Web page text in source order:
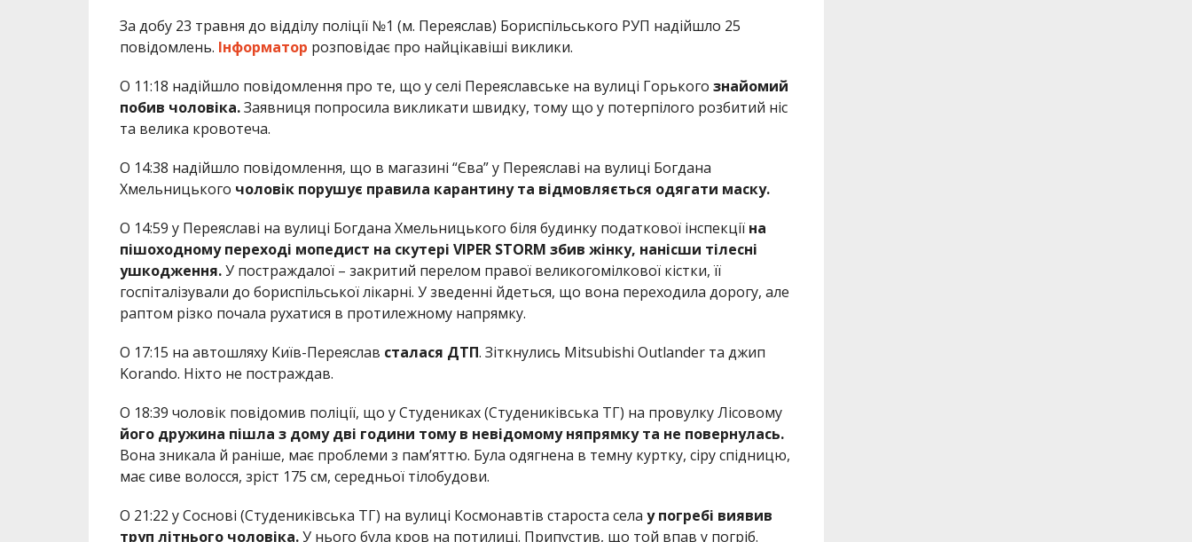
За добу 23 травня до відділу поліції №1 (м. Переяслав) Бориспільського РУП надійшло 25
повідомлень. Інформатор розповідає про найцікавіші виклики.
О 11:18 надійшло повідомлення про те, що у селі Переяславське на вулиці Горького знайомий
побив чоловіка.Заявниця попросила викликати швидку, тому що у потерпілого розбитий ніс
та велика кровотеча.
О 14:38 надійшло повідомлення, що в магазині “Єва” у Переяславі на вулиці Богдана
Хмельницького чоловік порушує правила карантину та відмовляється одягати маску.
О 14:59 у Переяславі на вулиці Богдана Хмельницького біля будинку податкової інспекції на
пішоходному переході мопедист на скутері VIPER STORM збив жінку, нанісши тілесні
ушкодження.У постраждалої – закритий перелом правої великогомілкової кістки, її
госпіталізували до бориспільської лікарні. У зведенні йдеться, що вона переходила дорогу, але
раптом різко почала рухатися в протилежному напрямку.
О 17:15 на автошляху Київ-Переяслав сталася ДТП. Зіткнулись Mitsubishi Outlander та джип
Korando. Ніхто не постраждав.
О 18:39 чоловік повідомив поліції, що у Студениках (Студениківська ТГ) на провулку Лісовому
його дружина пішла з дому дві години тому в невідомому няпрямку та не повернулась.
Вона зникала й раніше, має проблеми з пам’яттю. Була одягнена в темну куртку, сіру спідницю,
має сиве волосся, зріст 175 см, середньої тілобудови.
О 21:22 у Соснові (Студениківська ТГ) на вулиці Космонавтів староста села у погребі виявив
труп літнього чоловіка.У нього була кров на потилиці. Припустив, що той впав у погріб.